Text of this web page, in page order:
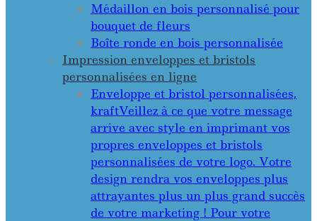
Médaillon en bois personnalisé pour
bouquet de fleurs
Boîte ronde en bois personnalisée
Impression enveloppes et bristols
personnalisées en ligne
Enveloppe et bristol personnalisées,
kraftVeillez à ce que votre message
arrive avec style en imprimant vos
propres enveloppes et bristols
personnalisées de votre logo. Votre
design rendra vos enveloppes plus
attrayantes plus un plus grand succès
de votre marketing ! Pour votre